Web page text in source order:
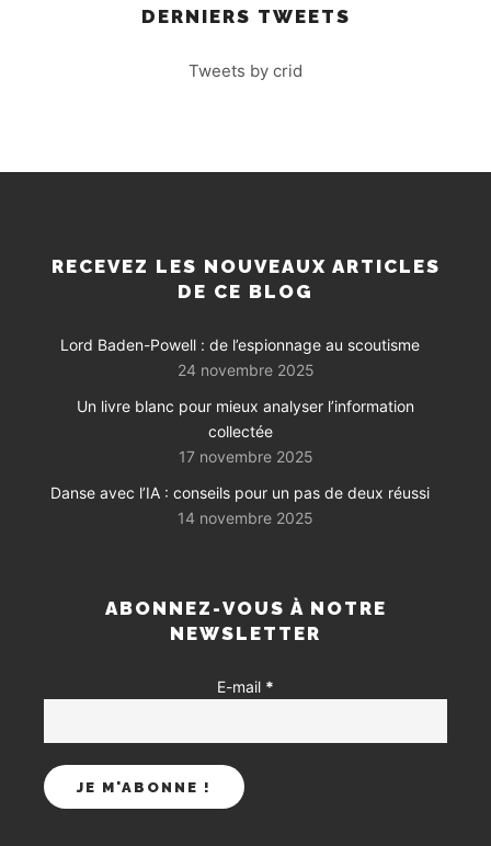
DERNIERS TWEETS
Tweets by crid
RECEVEZ LES NOUVEAUX ARTICLES
DE CE BLOG
Lord Baden-Powell : de l’espionnage au scoutisme
24 novembre 2025
Un livre blanc pour mieux analyser l’information
collectée
17 novembre 2025
Danse avec l’IA : conseils pour un pas de deux réussi
14 novembre 2025
ABONNEZ-VOUS À NOTRE
NEWSLETTER
E-mail *